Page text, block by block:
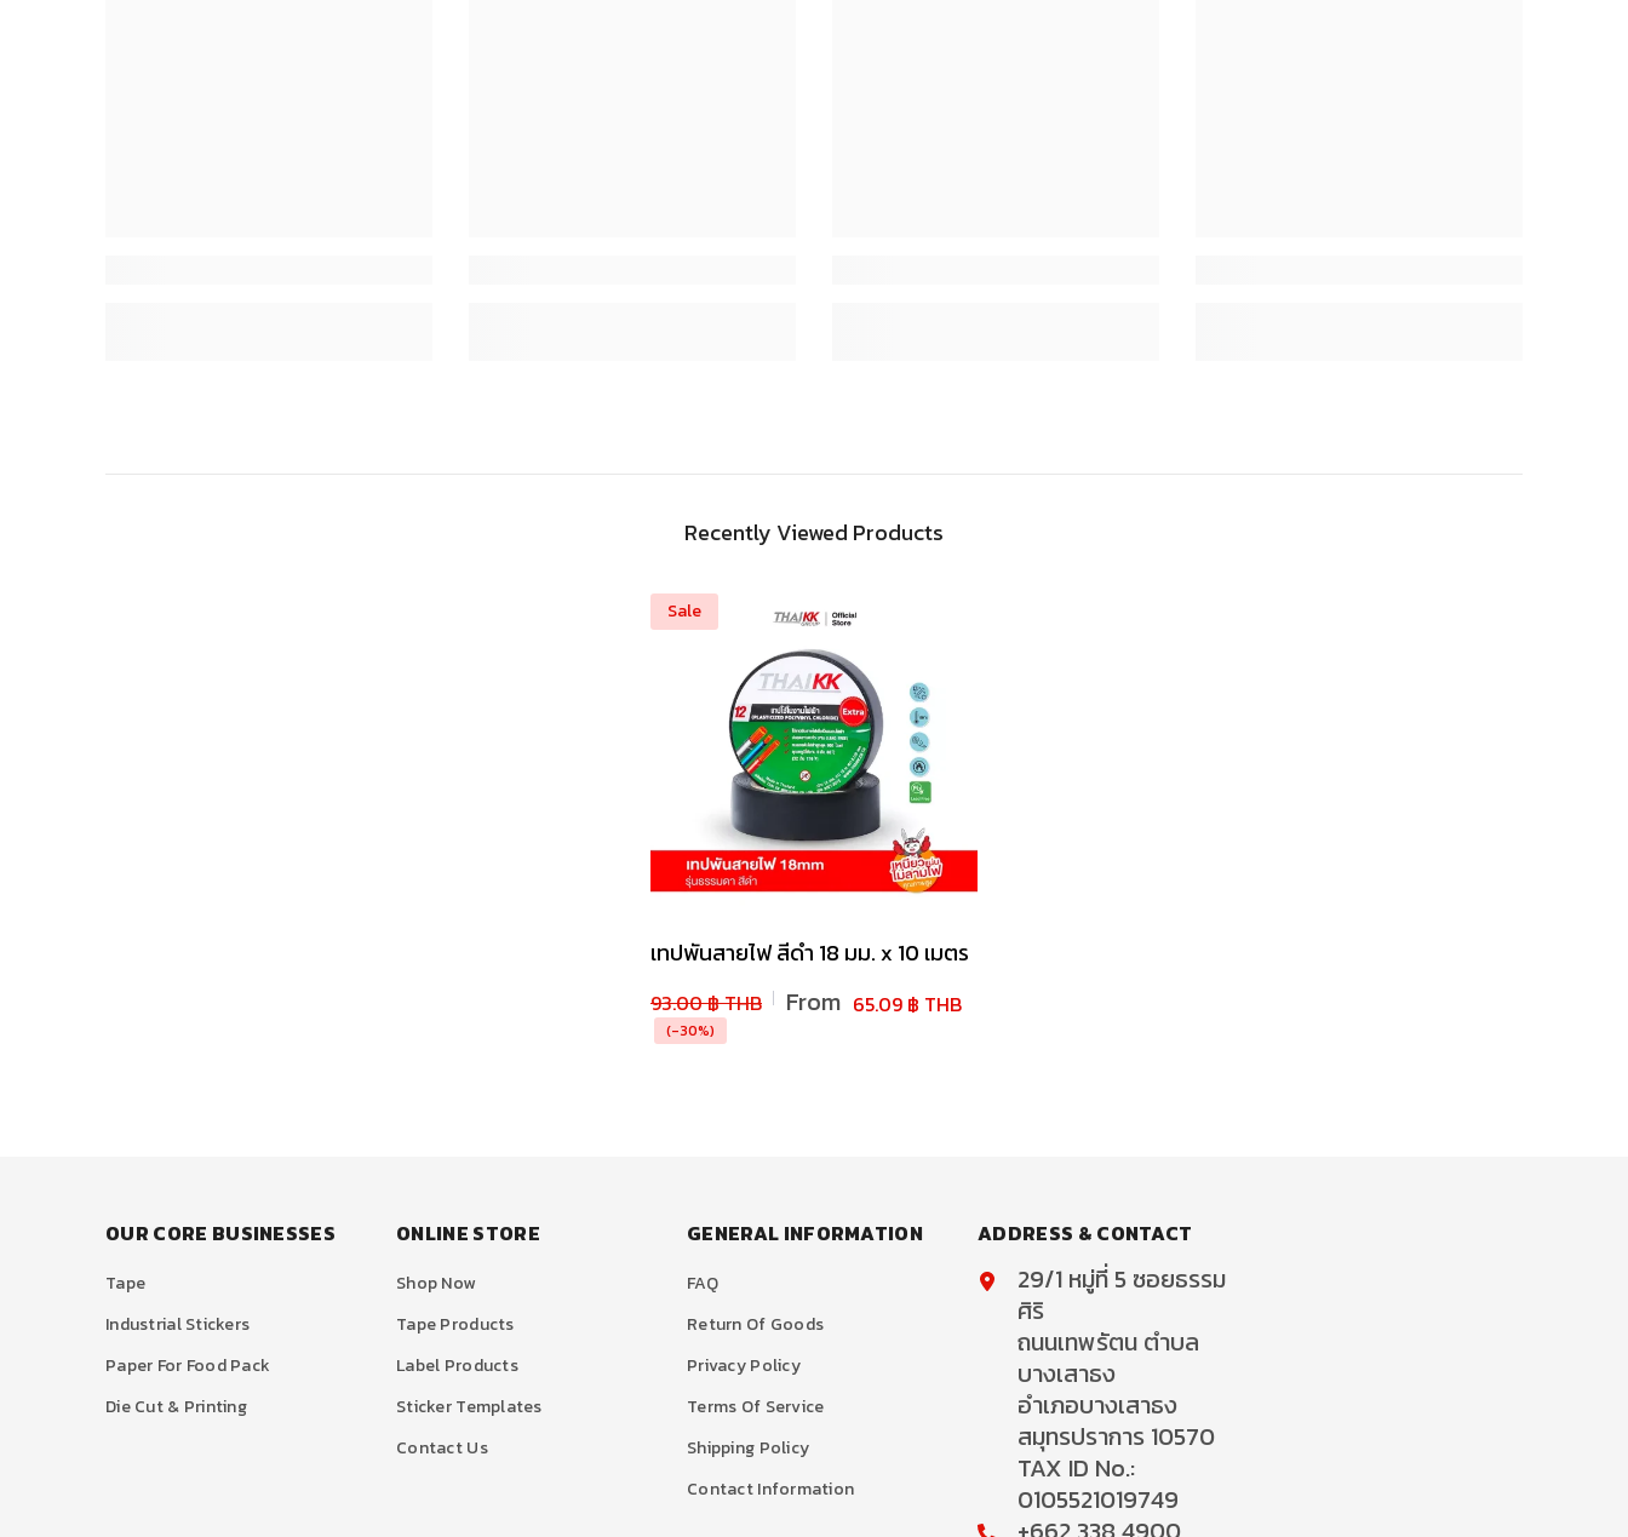
Recently Viewed Products
Sale
เทปพันสายไฟ สีดำ 18 มม. x 10 เมตร
93.00 ฿ THB From 65.09 ฿ THB
(-30%)
OUR CORE BUSINESSES
Tape
Industrial Stickers
Paper For Food Pack
Die Cut & Printing
ONLINE STORE
Shop Now
Tape Products
Label Products
Sticker Templates
Contact Us
GENERAL INFORMATION
FAQ
Return Of Goods
Privacy Policy
Terms Of Service
Shipping Policy
Contact Information
ADDRESS & CONTACT
29/1 หมู่ที่ 5 ซอยธรรม
ศิริ
ถนนเทพรัตน ตำบล
บางเสาธง
อำเภอบางเสาธง
สมุทรปราการ 10570
TAX ID No.:
0105521019749